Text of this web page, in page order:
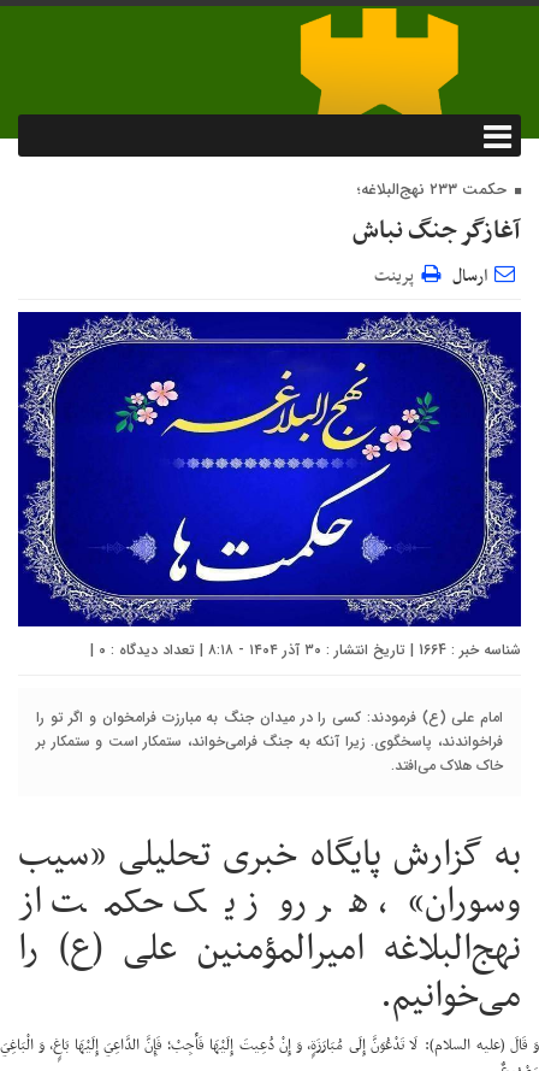
حکمت ۲۳۳ نهج‌البلاغه؛
آغازگر جنگ نباش
ارسال پرینت
شناسه خبر : 1664 | تاریخ انتشار : ۳۰ آذر ۱۴۰۴ - ۸:۱۸ | تعداد دیدگاه : ۰ |
امام علی (ع) فرمودند: کسی را در میدان جنگ به مبارزت فرامخوان و اگر تو را
فراخواندند، پاسخگوی. زیرا آنکه به جنگ فرامی‌خواند، ستمکار است و ستمکار بر
خاک هلاک می‌افتد.
به گزارش پایگاه خبری تحلیلی «سیب
وسوران»، هر روز یک حکمت از
نهج‌البلاغه امیرالمؤمنین علی (ع) را
می‌خوانیم.
وَ قَالَ (علیه السلام): لَا تَدْعُوَنَّ إِلَى مُبَارَزَةٍ، وَ إِنْ دُعِيتَ إِلَيْهَا فَأَجِبْ؛ فَإِنَّ الدَّاعِيَ إِلَيْهَا بَاغٍ، وَ الْبَاغِيَ